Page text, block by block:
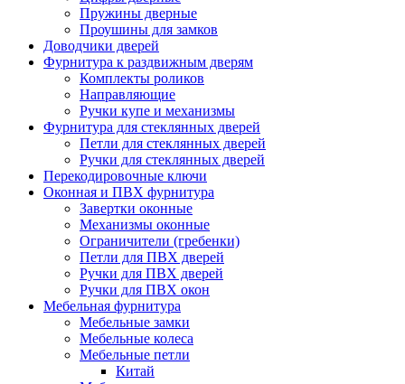
Пружины дверные
Проушины для замков
Доводчики дверей
Фурнитура к раздвижным дверям
Комплекты роликов
Направляющие
Ручки купе и механизмы
Фурнитура для стеклянных дверей
Петли для стеклянных дверей
Ручки для стеклянных дверей
Перекодировочные ключи
Оконная и ПВХ фурнитура
Завертки оконные
Механизмы оконные
Ограничители (гребенки)
Петли для ПВХ дверей
Ручки для ПВХ дверей
Ручки для ПВХ окон
Мебельная фурнитура
Мебельные замки
Мебельные колеса
Мебельные петли
Китай